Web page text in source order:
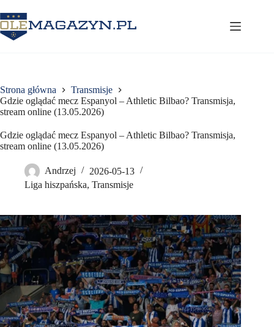
do
treści
Strona główna
Transmisje
Gdzie oglądać mecz Espanyol – Athletic Bilbao? Transmisja,
stream online (13.05.2026)
Gdzie oglądać mecz Espanyol – Athletic Bilbao? Transmisja,
stream online (13.05.2026)
Andrzej
2026-05-13
Liga hiszpańska, Transmisje